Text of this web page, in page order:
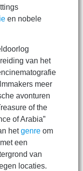
en nobele
van het
meer
avonturen
of the
of Arabia”
hetgenre om
een
van
locaties.